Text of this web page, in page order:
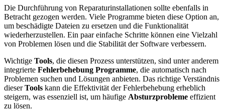
Die Durchführung von Reparaturinstallationen sollte ebenfalls in
Betracht gezogen werden. Viele Programme bieten diese Option an,
um beschädigte Dateien zu ersetzen und die Funktionalität
wiederherzustellen. Ein paar einfache Schritte können eine Vielzahl
von Problemen lösen und die Stabilität der Software verbessern.
Wichtige Tools, die diesen Prozess unterstützen, sind unter anderem
integrierte Fehlerbehebung Programme, die automatisch nach
Problemen suchen und Lösungen anbieten. Das richtige Verständnis
dieserTools kann die Effektivität der Fehlerbehebung erheblich
steigern, was essenziell ist, um häufige Absturzprobleme effizient
zu lösen.